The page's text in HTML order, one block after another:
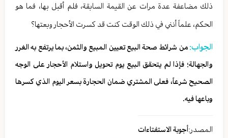
ذلك مضاعفة عدة مرات عن القيمة السابقة، فلم أقبل بها، فما هو
الحكم، علماً أنني في ذلك الوقت كنت قد كسرت الأحجار وبعتها؟
الجواب:من شرائط صحة البيع تعيين المبيع والثمن، بما يرتفع به الغرر
والجهالة؛ فإذا لم يتحقق البيع يوم تحويل واستلام الأحجار على الوجه
الصحيح شرعاً، فعلى المشتري ضمان الحجارة بسعر اليوم الذي كسرها
وباعها فيه.
المصدر:أجوبة الاستفتاءات